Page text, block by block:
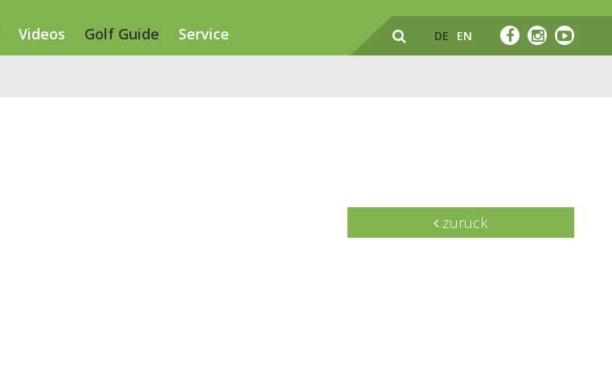
Videos Golf Guide Service DE EN
zurück